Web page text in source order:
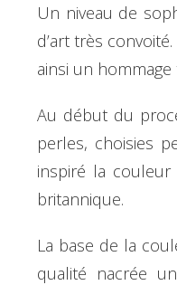
Un niveau de
d’art très
ainsi un
Au début du
perles, choisies
inspiré la
britannique.
La base de la
qualité nacrée